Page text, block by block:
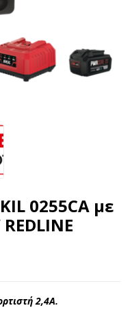
0255CA με
2,4A.